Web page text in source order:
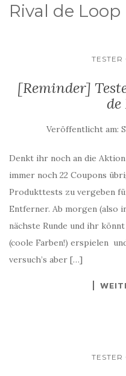
Rival de Loop
TESTER
[Reminder]
Veröffentlicht am:
Denkt ihr noch an die
immer noch 22 Coupons
Produkttests zu vergeben
Entferner. Ab morgen (also
nächste Runde und ihr
(coole Farben!) erspielen
versuch’s aber […]
TESTER